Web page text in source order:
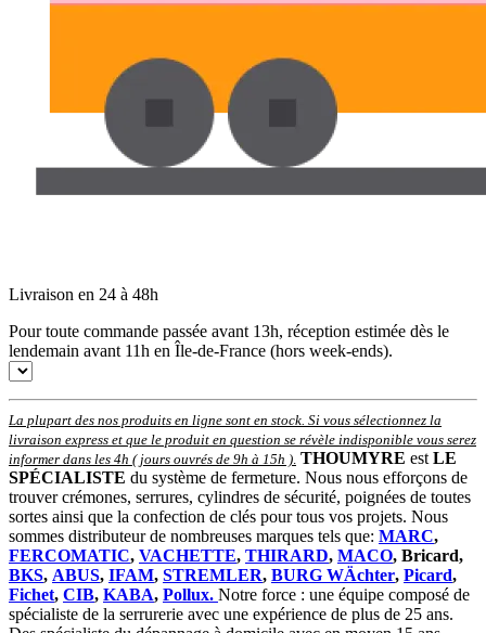
Livraison en 24 à 48h
Pour toute commande passée avant 13h, réception estimée dès le
lendemain avant 11h en Île-de-France (hors week-ends).
La plupart des nos produits en ligne sont en stock. Si vous sélectionnez la
livraison express et que le produit en question se révèle indisponible vous serez
informer dans les 4h ( jours ouvrés de 9h à 15h ) THOUMYRE est LE
SPÉCIALISTE du système de fermeture. Nous nous efforçons de
trouver crémones, serrures, cylindres de sécurité, poignées de toutes
sortes ainsi que la confection de clés pour tous vos projets. Nous
sommes distributeur de nombreuses marques tels que: MARC,
FERCOMATIC, VACHETTE, THIRARD, MACO, Bricard,
BKS, ABUS, IFAM, STREMLER, BURG WÄchter, Picard,
Fichet, CIB, KABA, Pollux. Notre force : une équipe composé de
spécialiste de la serrurerie avec une expérience de plus de 25 ans.